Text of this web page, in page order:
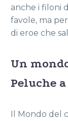
anche i filoni
favole, ma
di eroe che
Un
Peluche
Il Mondo del